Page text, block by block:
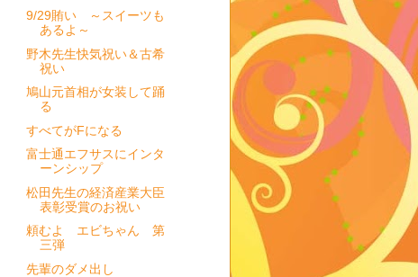
9/29賄い ～スイーツも
あるよ～
野木先生快気祝い＆古希
祝い
鳩山元首相が女装して踊
る
すべてがFになる
富士通エフサスにインタ
ーンシップ
松田先生の経済産業大臣
表彰受賞のお祝い
頼むよ エビちゃん 第
三弾
先輩のダメ出し